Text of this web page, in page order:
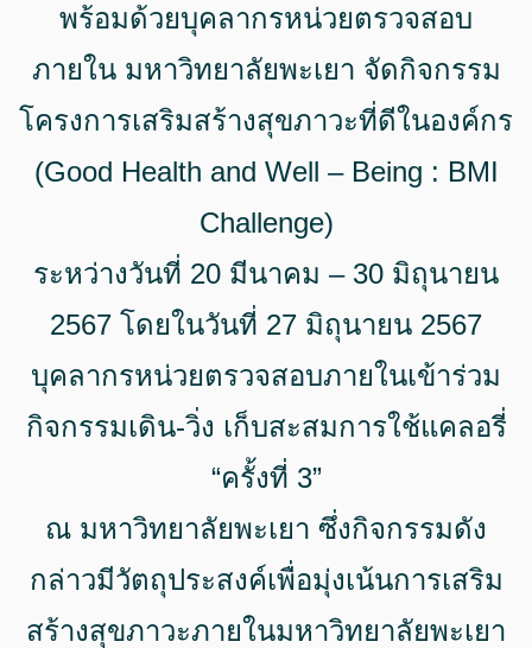
พร้อมด้วยบุคลากรหน่วยตรวจสอบ
ภายใน มหาวิทยาลัยพะเยา จัดกิจกรรม
โครงการเสริมสร้างสุขภาวะที่ดีในองค์กร
(Good Health and Well – Being : BMI
Challenge)
ระหว่างวันที่ 20 มีนาคม – 30 มิถุนายน
2567 โดยในวันที่ 27 มิถุนายน 2567
บุคลากรหน่วยตรวจสอบภายในเข้าร่วม
กิจกรรมเดิน-วิ่ง เก็บสะสมการใช้แคลอรี่
“ครั้งที่ 3”
ณ มหาวิทยาลัยพะเยา ซึ่งกิจกรรมดัง
กล่าวมีวัตถุประสงค์เพื่อมุ่งเน้นการเสริม
สร้างสุขภาวะภายในมหาวิทยาลัยพะเยา